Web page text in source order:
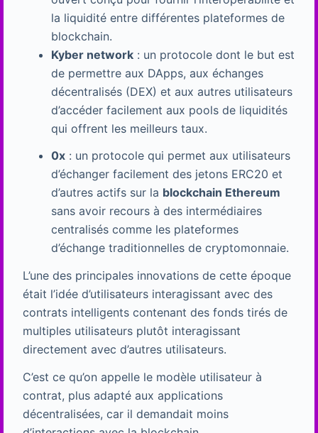
la liquidité entre différentes plateformes de
blockchain.
Kyber network: un protocole dont le but est
de permettre aux DApps, aux échanges
décentralisés (DEX) et aux autres utilisateurs
d’accéder facilement aux pools de liquidités
qui offrent les meilleurs taux.
0x: un protocole qui permet aux utilisateurs
d’échanger facilement des jetons ERC20 et
d’autres actifs sur la blockchain Ethereum
sans avoir recours à des intermédiaires
centralisés comme les plateformes
d’échange traditionnelles de cryptomonnaie.
L’une des principales innovations de cette époque
était l’idée d’utilisateurs interagissant avec des
contrats intelligents contenant des fonds tirés de
multiples utilisateurs plutôt interagissant
directement avec d’autres utilisateurs.
C’est ce qu’on appelle le modèle utilisateur à
contrat, plus adapté aux applications
décentralisées, car il demandait moins